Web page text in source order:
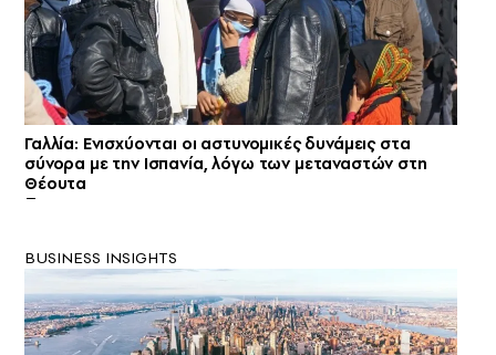
Γαλλία: Ενισχύονται οι αστυνομικές δυνάμεις στα
σύνορα με την Ισπανία, λόγω των μεταναστών στη
Θέουτα
BUSINESS INSIGHTS